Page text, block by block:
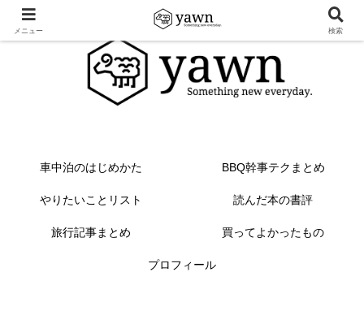
車中泊のはじめかた BBQ幹事テクまとめ
やりたいことリスト 読んだ本の書評
旅行記事まとめ 買ってよかったもの
プロフィール
メニュー 検索